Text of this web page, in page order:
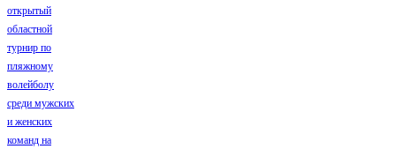
открытый
областной
турнир по
пляжному
волейболу
среди мужских
и женских
команд на